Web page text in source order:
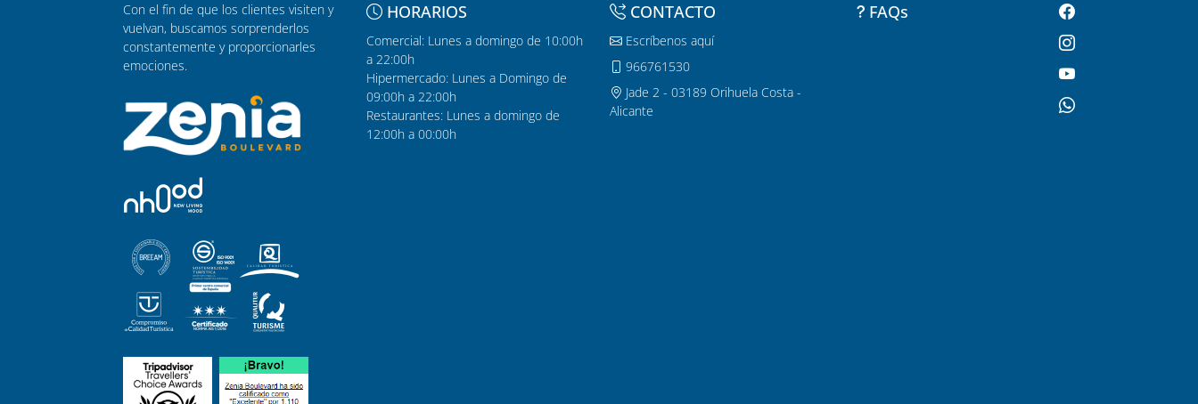
Con el fin de que los clientes visiten y
vuelvan, buscamos sorprenderlos
constantemente y proporcionarles
emociones.
HORARIOS
Comercial: Lunes a domingo de 10:00h
a 22:00h
Hipermercado: Lunes a Domingo de
09:00h a 22:00h
Restaurantes: Lunes a domingo de
12:00h a 00:00h
CONTACTO
Escríbenos aquí
966761530
Jade 2 - 03189 Orihuela Costa -
Alicante
FAQs